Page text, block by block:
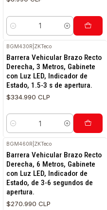
Cantidad
BGM430R ZKTeco
Barrera Vehicular Brazo Recto
Derecha, 3 Metros, Gabinete
con Luz LED, Indicador de
Estado, 1.5-3 s de apertura.
$334.990 CLP
Cantidad
BGM460R ZKTeco
Barrera Vehicular Brazo Recto
Derecha, 6 Metros, Gabinete
con Luz LED, Indicador de
Estado, de 3-6 segundos de
apertura.
$270.990 CLP